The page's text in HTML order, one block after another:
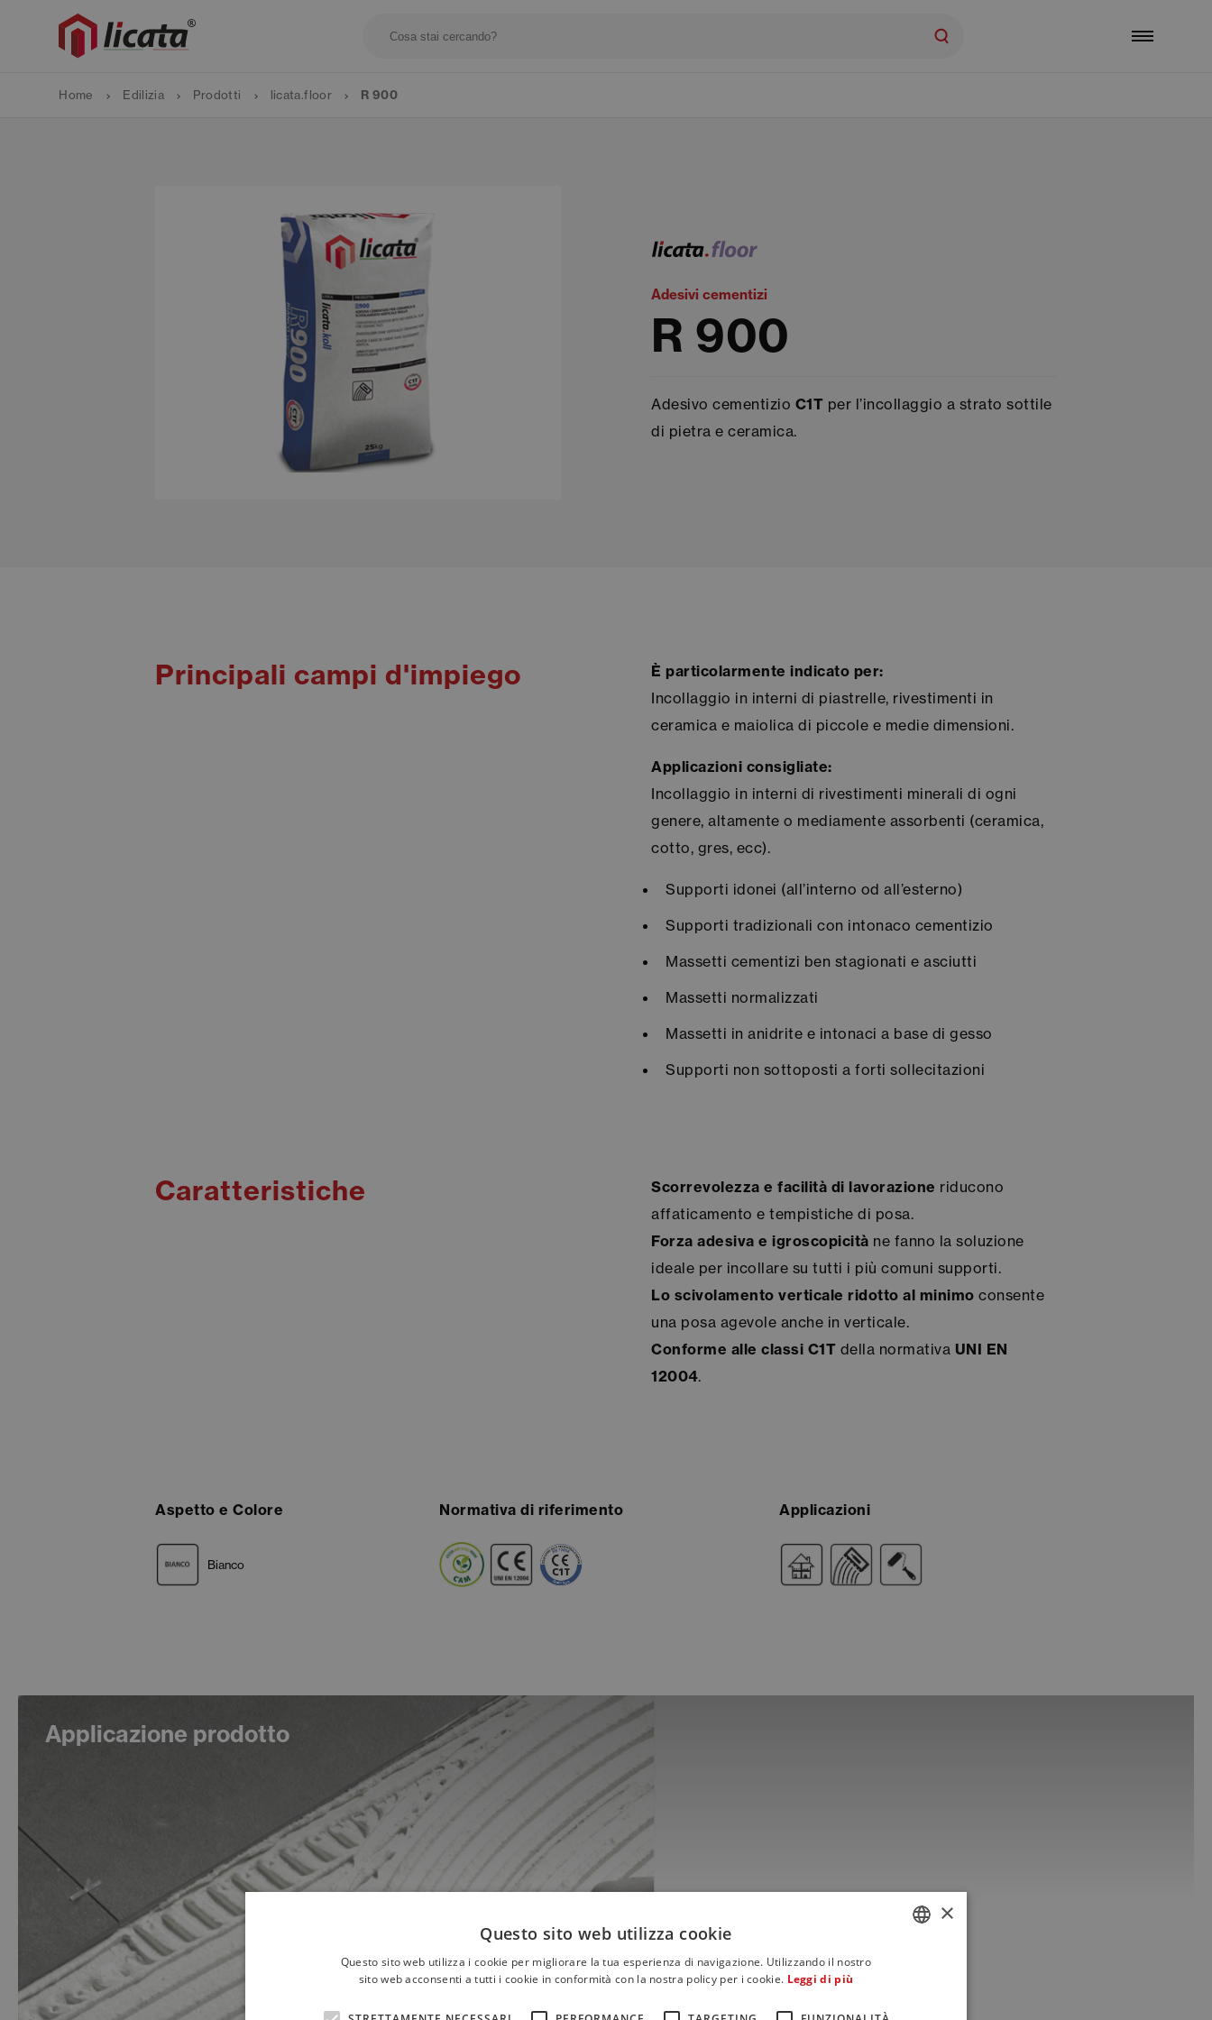
Home Edilizia Prodotti licata.floor R 900
Adesivi cementizi
R 900
Adesivo cementizio C1T per l’incollaggio a strato sottile
di pietra e ceramica.
Principali campi d'impiego
È particolarmente indicato per:
Incollaggio in interni di piastrelle, rivestimenti in
ceramica e maiolica di piccole e medie dimensioni.
Applicazioni consigliate:
Incollaggio in interni di rivestimenti minerali di ogni
genere, altamente o mediamente assorbenti (ceramica,
cotto, gres, ecc).
Supporti idonei (all’interno od all’esterno)
Supporti tradizionali con intonaco cementizio
Massetti cementizi ben stagionati e asciutti
Massetti normalizzati
Massetti in anidrite e intonaci a base di gesso
Supporti non sottoposti a forti sollecitazioni
Caratteristiche Scorrevolezza e facilità di lavorazione riducono
affaticamento e tempistiche di posa.
Forza adesiva e igroscopicità ne fanno la soluzione
ideale per incollare su tutti i più comuni supporti.
Lo scivolamento verticale ridotto al minimo consente
una posa agevole anche in verticale.
Conforme alle classi C1T della normativa UNI EN
12004.
Aspetto e Colore
Bianco
Normativa di riferimento Applicazioni
Applicazione prodotto
×
Questo sito web utilizza cookie
Questo sito web utilizza i cookie per migliorare la tua esperienza di navigazione. Utilizzando il nostro
sito web acconsenti a tutti i cookie in conformità con la nostra policy per i cookie. Leggi di più